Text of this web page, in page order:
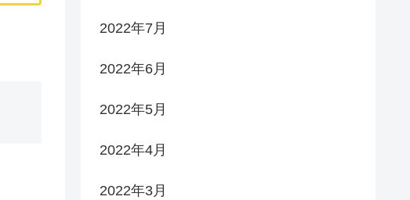
2022年7月
2022年6月
2022年5月
2022年4月
2022年3月